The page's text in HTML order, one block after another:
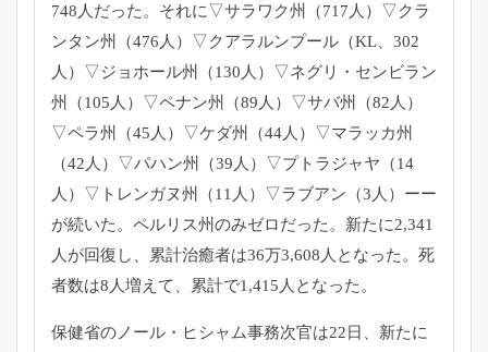
748人だった。 それに▽サラワク州（717人）▽クラ
ンタン州（476人）▽ クアラルンプール（KL、302
人）▽ジョホール州（130人）
▽ネグリ・センビラン
州（105人）▽ペナン州（89人）▽サバ州（82人）
▽ペラ州（45人）▽ケダ州（44人）▽マラッカ州
（42人）▽パハン州（39人）▽プトラジャヤ（14
人）▽トレンガヌ州（11人）▽ラブアン（3人） ーー
が続いた。ペルリス州のみゼロだった。新たに2,341
人が回復し、累計治癒者は36万3,608人となった。 死
者数は8人増えて、累計で1,415人となった。
保健省のノール・ヒシャム事務次官は22日、 新たに